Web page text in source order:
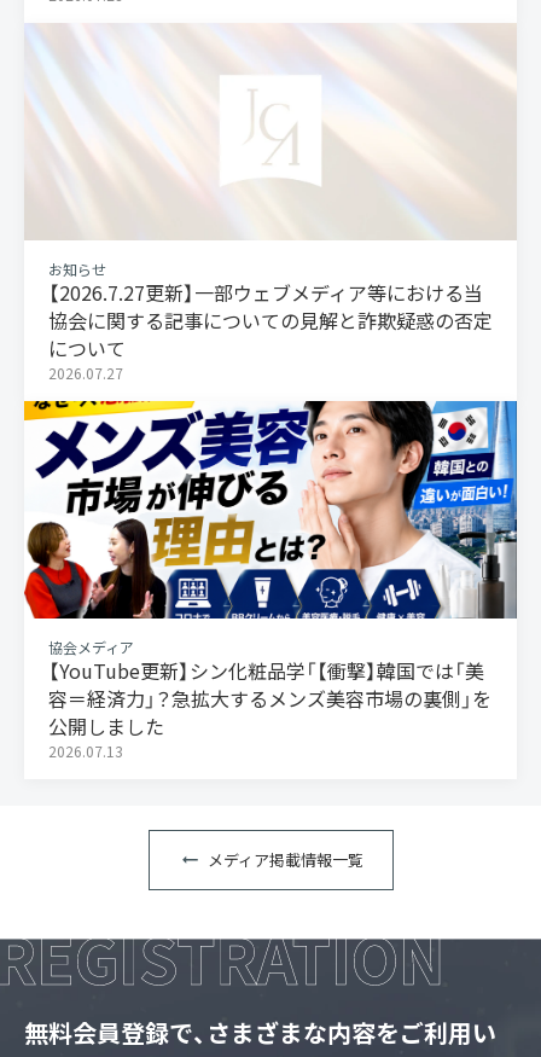
お知らせ
【2026.7.27更新】一部ウェブメディア等における当
協会に関する記事についての見解と詐欺疑惑の否定
について
2026.07.27
協会メディア
【YouTube更新】シン化粧品学「【衝撃】韓国では「美
容＝経済力」？急拡大するメンズ美容市場の裏側」を
公開しました
2026.07.13
メディア掲載情報一覧
無料会員登録で、さまざまな内容をご利用い